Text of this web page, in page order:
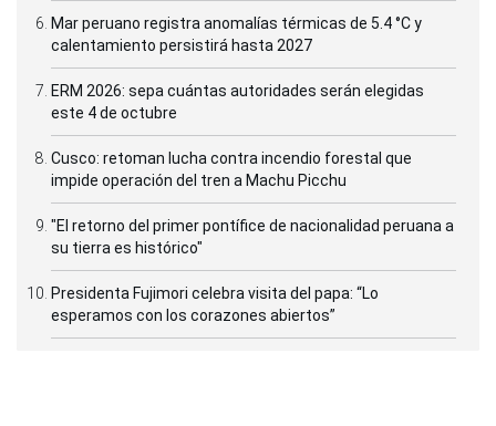
Mar peruano registra anomalías térmicas de 5.4 °C y
calentamiento persistirá hasta 2027
ERM 2026: sepa cuántas autoridades serán elegidas
este 4 de octubre
Cusco: retoman lucha contra incendio forestal que
impide operación del tren a Machu Picchu
"El retorno del primer pontífice de nacionalidad peruana a
su tierra es histórico"
Presidenta Fujimori celebra visita del papa: “Lo
esperamos con los corazones abiertos”